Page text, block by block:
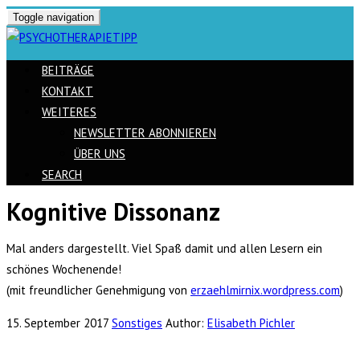
Toggle navigation
BEITRÄGE
KONTAKT
WEITERES
NEWSLETTER ABONNIEREN
ÜBER UNS
SEARCH
Skip
content
Kognitive Dissonanz
Mal anders dargestellt. Viel Spaß damit und allen Lesern ein
schönes Wochenende!
(mit freundlicher Genehmigung von erzaehlmirnix.wordpress.com)
15. September 2017 Sonstiges Author: Elisabeth Pichler